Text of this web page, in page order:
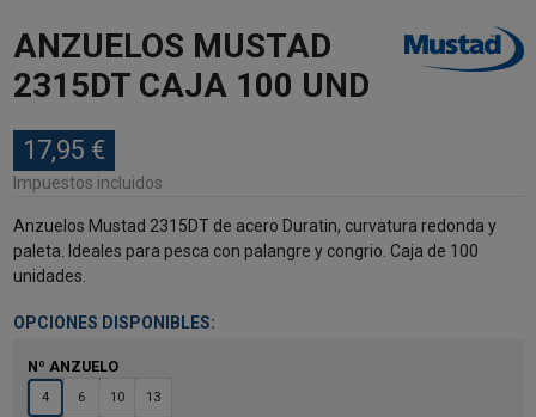
ANZUELOS MUSTAD
2315DT CAJA 100 UND
17,95 €
Impuestos incluidos
Anzuelos Mustad 2315DT de acero Duratin, curvatura redonda y
paleta. Ideales para pesca con palangre y congrio. Caja de 100
unidades.
OPCIONES DISPONIBLES:
Nº ANZUELO
4 6 10 13